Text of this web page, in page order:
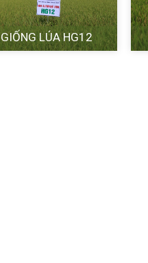
GIỐNG LÚA HG12